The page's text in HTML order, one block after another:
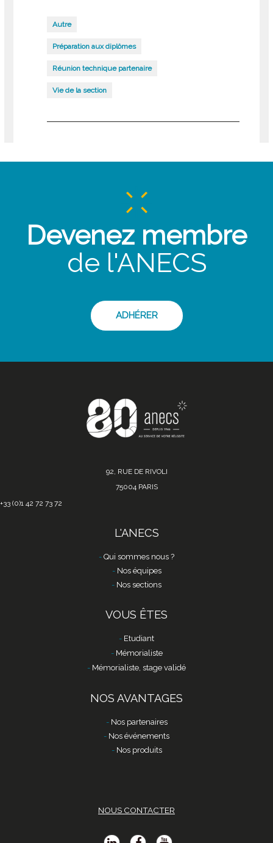
Autre
Préparation aux diplômes
Réunion technique partenaire
Vie de la section
Devenez membre
de l'ANECS
ADHÉRER
92, RUE DE RIVOLI
75004 PARIS
+33 (0)1 42 72 73 72
L'ANECS
Qui sommes nous ?
Nos équipes
Nos sections
VOUS ÊTES
Etudiant
Mémorialiste
Mémorialiste, stage validé
NOS AVANTAGES
Nos partenaires
Nos événements
Nos produits
NOUS CONTACTER